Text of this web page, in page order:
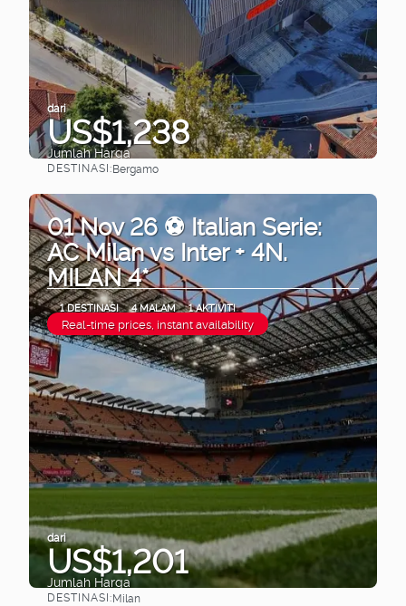
dari
US$1,238
Jumlah Harga
DESTINASI:Bergamo
01 Nov 26 ⚽ Italian Serie:
AC Milan vs Inter + 4N.
MILAN 4*
1 DESTINASI 4 MALAM 1 AKTIVITI
Real-time prices, instant availability
dari
US$1,201
Jumlah Harga
DESTINASI:Milan